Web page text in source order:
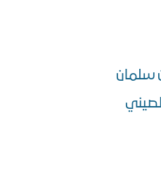
سلمان